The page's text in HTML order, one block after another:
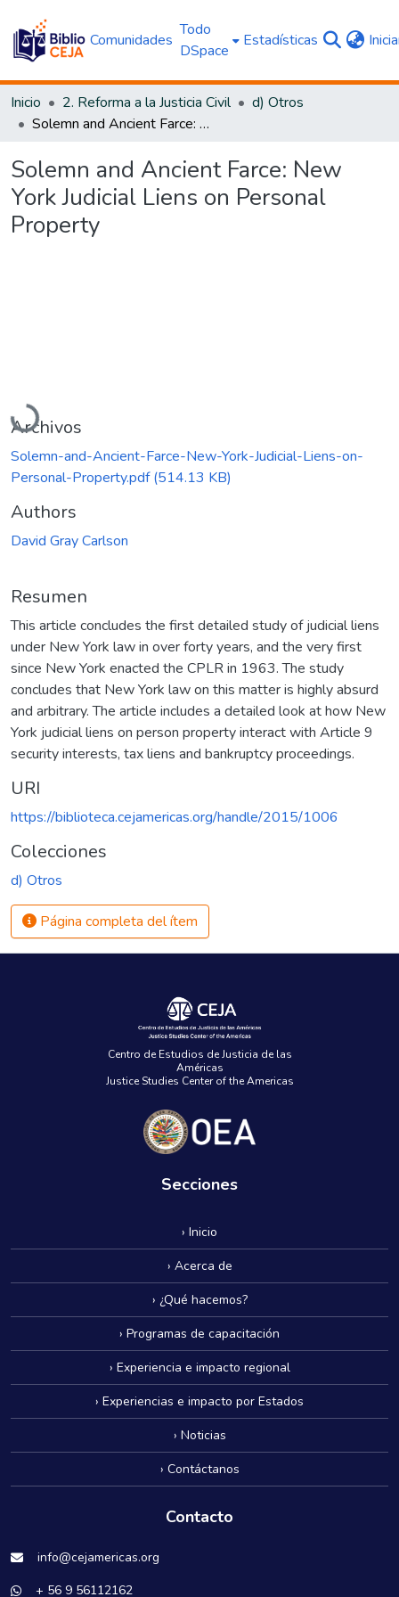
Comunidades
Todo
DSpace
Estadísticas
Inicio 2. Reforma a la Justicia Civil
d) Otros
Solemn and Ancient Farce: New York Judicial Liens on Personal Property
Solemn and Ancient Farce: New
York Judicial Liens on Personal
Property
Cargando...
Archivos
Solemn-and-Ancient-Farce-New-York-Judicial-Liens-on-
Personal-Property.pdf(514.13 KB)
Authors
David Gray Carlson
Resumen
This article concludes the first detailed study of judicial liens
under New York law in over forty years, and the very first
since New York enacted the CPLR in 1963. The study
concludes that New York law on this matter is highly absurd
and arbitrary. The article includes a detailed look at how New
York judicial liens on person property interact with Article 9
security interests, tax liens and bankruptcy proceedings.
URI
https://biblioteca.cejamericas.org/handle/2015/1006
Colecciones
d) Otros
Página completa del ítem
Centro de Estudios de Justicia de las
Américas
Justice Studies Center of the Americas
Secciones
› Inicio
› Acerca de
› ¿Qué hacemos?
› Programas de capacitación
› Experiencia e impacto regional
› Experiencias e impacto por Estados
› Noticias
› Contáctanos
Contacto
info@cejamericas.org
+ 56 9 56112162